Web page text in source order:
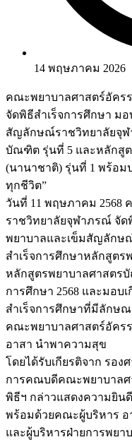
14 พฤษภาคม 2026
คณะพยาบาลศาสตร์อัคร
จัดพิธีสำเร็จการศึกษา ม
สัญลักษณ์ราชวิทยาลัยจุ
บัณฑิต รุ่นที่ 5 และหลักสู
(นานาชาติ) รุ่นที่ 1 พร้อม
ทุกชีวิต”
วันที่ 11 พฤษภาคม 2568
ราชวิทยาลัยจุฬาภรณ์ จัด
พยาบาลและเข็มสัญลักษ
สำเร็จการศึกษาหลักสูต
หลักสูตรพยาบาลศาสตร
การศึกษา 2568 และมอบ
สำเร็จการศึกษาที่มีลัก
คณะพยาบาลศาสตร์อัคร
อาสา นำพาความสุข
โดยได้รับเกียรติจาก รอ
การคณบดีคณะพยาบาลศ
พิธีฯ กล่าวแสดงความยิน
พร้อมด้วยคณะผู้บริหาร อ
และผู้บริหารฝ่ายการพย